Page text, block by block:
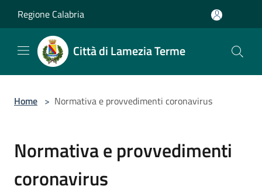
Regione Calabria
Città di Lamezia Terme
Home > Normativa e provvedimenti coronavirus
Normativa e provvedimenti
coronavirus